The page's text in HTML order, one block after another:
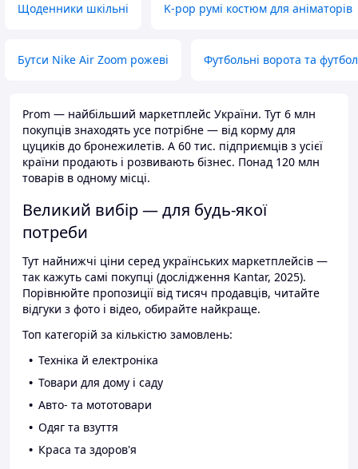
Щоденники шкільні K-pop румі костюм для аніматорів
Бутси Nike Air Zoom рожеві Футбольні ворота та
Prom — найбільший маркетплейс України. Тут 6 млн
покупців знаходять усе потрібне — від корму для
цуциків до бронежилетів. А 60 тис. підприємців з усієї
країни продають і розвивають бізнес. Понад 120 млн
товарів в одному місці.
Великий вибір — для будь-якої
потреби
Тут найнижчі ціни серед українських маркетплейсів —
так кажуть самі покупці (дослідження Kantar, 2025).
Порівнюйте пропозиції від тисяч продавців, читайте
відгуки з фото і відео, обирайте найкраще.
Топ категорій за кількістю замовлень:
Техніка й електроніка
Товари для дому і саду
Авто- та мототовари
Одяг та взуття
Краса та здоров'я